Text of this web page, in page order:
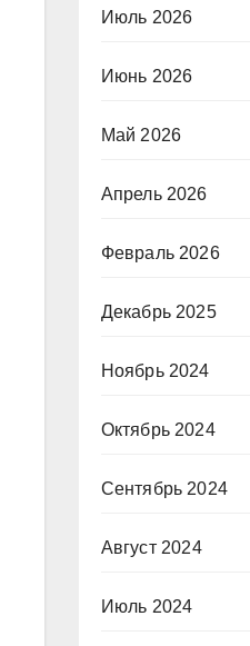
Июль 2026
Июнь 2026
Май 2026
Апрель 2026
Февраль 2026
Декабрь 2025
Ноябрь 2024
Октябрь 2024
Сентябрь 2024
Август 2024
Июль 2024